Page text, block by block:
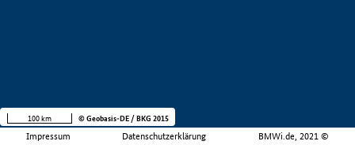
Impressum Datenschutzerklärung BMWi.de, 2021 ©
100 km © Geobasis-DE / BKG 2015